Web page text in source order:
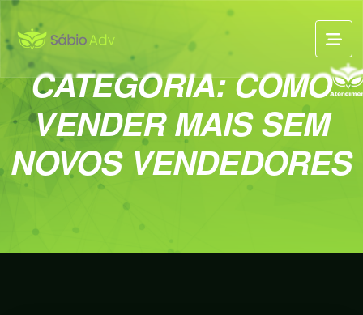
CATEGORIA:COMO
VENDER MAIS SEM
NOVOS VENDEDORES